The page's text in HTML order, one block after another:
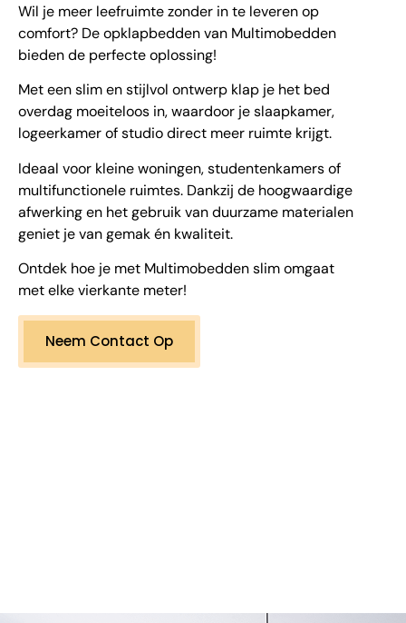
Wil je meer leefruimte zonder in te leveren op
comfort? De opklapbedden van Multimobedden
bieden de perfecte oplossing!
Met een slim en stijlvol ontwerp klap je het bed
overdag moeiteloos in, waardoor je slaapkamer,
logeerkamer of studio direct meer ruimte krijgt.
Ideaal voor kleine woningen, studentenkamers of
multifunctionele ruimtes. Dankzij de hoogwaardige
afwerking en het gebruik van duurzame materialen
geniet je van gemak én kwaliteit.
Ontdek hoe je met Multimobedden slim omgaat
met elke vierkante meter!
Neem Contact Op